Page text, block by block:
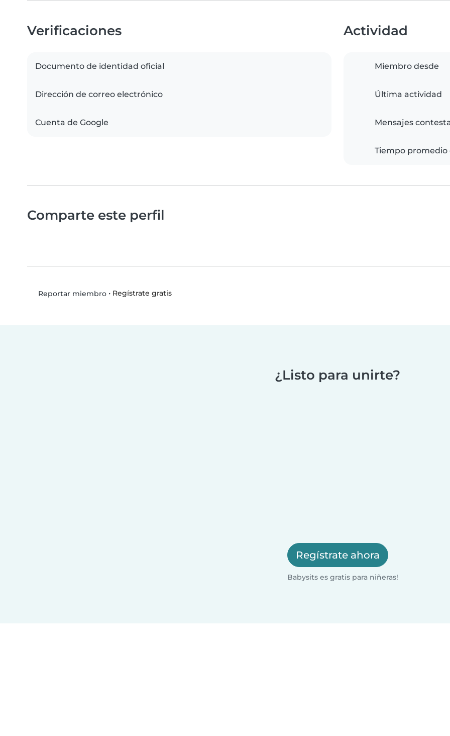
Verificaciones
Documento de identidad oficial
Dirección de correo electrónico
Cuenta de Google
Actividad
Miembro desde
Última actividad
Mensajes
Tiempo promedio
Comparte este perfil
Reportar miembro• Regístrate gratis
¿Listo para unirte?
Regístrate ahora
Babysits es gratis para niñeras!